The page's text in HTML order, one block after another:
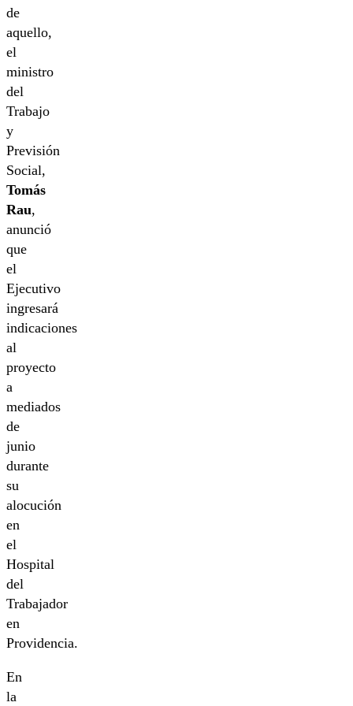
de
aquello,
el
ministro
del
Trabajo
y
Previsión
Social,
Tomás
Rau,
anunció
que
el
Ejecutivo
ingresará
indicaciones
al
proyecto
a
mediados
de
junio
durante
su
alocución
en
el
Hospital
del
Trabajador
en
Providencia.
En
la